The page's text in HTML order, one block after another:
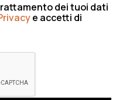
dei tuoi dati
e accetti di